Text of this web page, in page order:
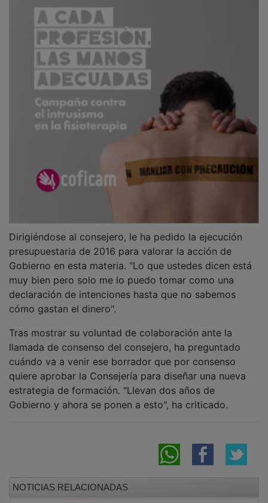
presupuestaria de 2016 para valorar la acción de
Gobierno en esta materia. "Lo que ustedes dicen está
muy bien pero solo me lo puedo tomar como una
declaración de intenciones hasta que no sabemos
cómo gastan el dinero".
llamada de consenso del consejero, ha preguntado
cuándo va a venir ese borrador que por consenso
quiere aprobar la Consejería para diseñar una nueva
estrategia de formación. "Llevan dos años de
Gobierno y ahora se ponen a esto", ha criticado.